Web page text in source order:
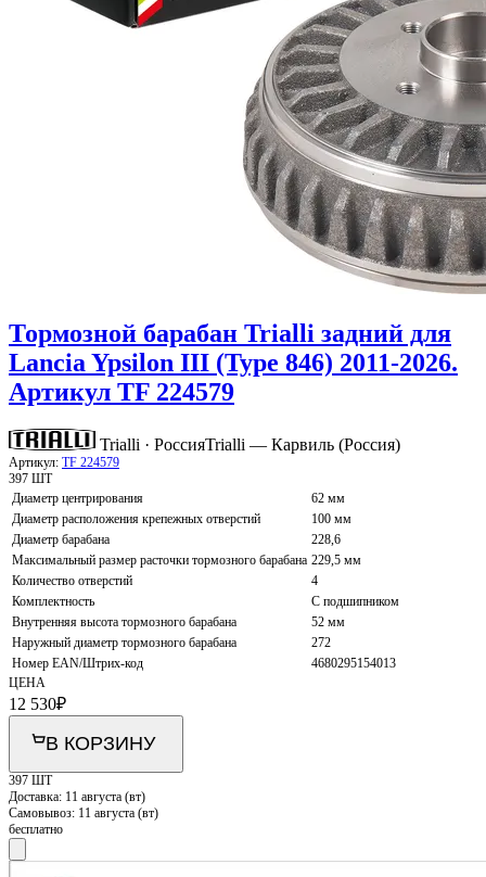
Тормозной барабан Trialli задний для
Lancia Ypsilon III (Type 846) 2011-2026.
Артикул TF 224579
Trialli · РоссияTrialli — Карвиль (Россия)
Артикул: TF 224579
397 ШТ
Диаметр центрирования
62 мм
Диаметр расположения крепежных отверстий
100 мм
Диаметр барабана
228,6
Максимальный размер расточки тормозного барабана 229,5 мм
Количество отверстий
4
Комплектность
С подшипником
Внутренняя высота тормозного барабана
52 мм
Наружный диаметр тормозного барабана
272
Номер EAN/Штрих-код
4680295154013
ЦЕНА
12 530₽
В КОРЗИНУ
397 ШТ
Доставка: 11 августа (вт)
Самовывоз: 11 августа (вт)
бесплатно